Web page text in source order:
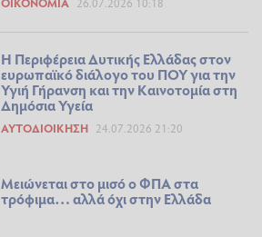
Η Περιφέρεια Δυτικής Ελλάδας στον
ευρωπαϊκό διάλογο του ΠΟΥ για την
Υγιή Γήρανση και την Καινοτομία στη
Δημόσια Υγεία
ΑΥΤΟΔΙΟΊΚΗΣΗ 24.07.2026 21:20
Μειώνεται στο μισό ο ΦΠΑ στα
τρόφιμα… αλλά όχι στην Ελλάδα